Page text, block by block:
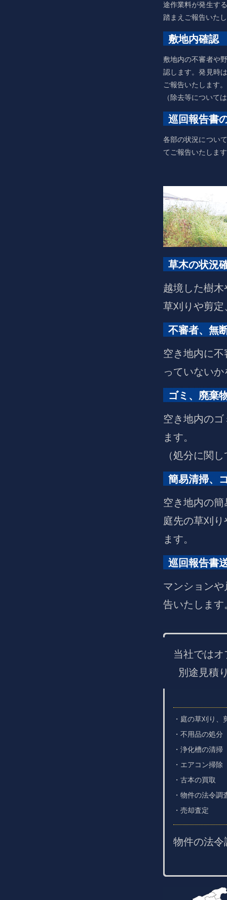
途作業料が発生す
踏まえご報告いた
敷地内確認
敷地内の不審者や
認します。発見時
ご報告いたします。
（除去等について
巡回報告書
各部の状況につい
てご報告いたしま
草木の状況
越境した樹
草刈りや剪
不審者、無
空き地内に
っていない
ゴミ、廃棄
空き地内の
ます。
（処分に関
簡易清掃、
空き地内の
庭先の草刈
ます。
巡回報告書
マンション
告いたします
当社では
別途見積
・庭の草刈り、
・不用品の処分
・浄化槽の清掃
・エアコン掃
・古本の買取
・物件の法令調
・売却査定
物件の法令